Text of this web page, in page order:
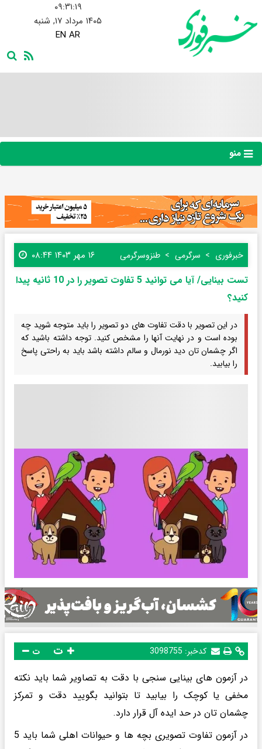
۰۹:۳۱:۲۰
۱۴۰۵ مرداد ۱۷, شنبه
EN AR
منو
خبرفوری سرگرمی طنز‌و‌سرگرمی ۱۶ مهر ۱۴۰۳ ۰۸:۴۴
تست بینایی/ آیا می توانید 5 تفاوت تصویر را در 10 ثانیه پیدا
کنید؟
در این تصویر با دقت تفاوت های دو تصویر را باید متوجه شوید چه
بوده است و در نهایت آنها را مشخص کنید. توجه داشته باشید که
اگر چشمان تان دید نورمال و سالم داشته باشد باید به راحتی پاسخ
را بیابید.
کدخبر: 3098755 ت
در آزمون های بینایی سنجی با دقت به تصاویر شما باید نکته
مخفی یا کوچک را بیابید تا بتوانید بگویید دقت و تمرکز
چشمان تان در حد ایده آل قرار دارد.
در آزمون تفاوت تصویری بچه ها و حیوانات اهلی شما باید 5